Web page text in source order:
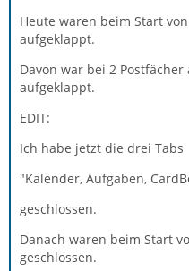
Heute waren beim Start
aufgeklappt.
Davon war bei 2
aufgeklappt.
EDIT:
Ich habe jetzt die drei Tabs
"Kalender, Aufgaben,
geschlossen.
Danach waren beim Start
geschlossen.